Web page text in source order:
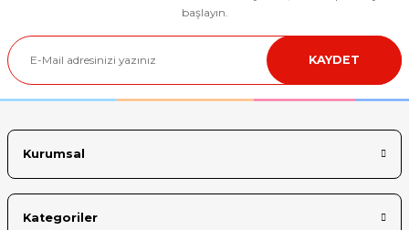
başlayın.
KAYDET
Kurumsal
Kategoriler